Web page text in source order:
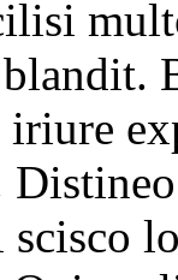
iriure
scisco